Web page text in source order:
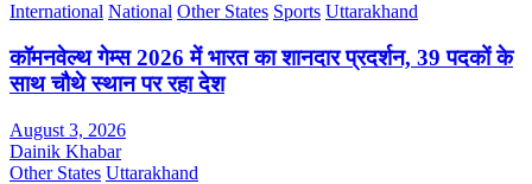
International National Other States Sports Uttarakhand
कॉमनवेल्थ गेम्स 2026 में भारत का शानदार प्रदर्शन, 39 पदकों के
साथ चौथे स्थान पर रहा देश
August 3, 2026
Dainik Khabar
Other States Uttarakhand